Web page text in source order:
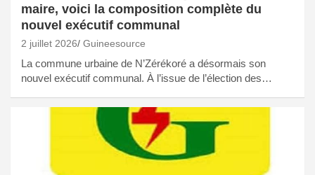
maire, voici la composition complète du
nouvel exécutif communal
2 juillet 2026 Guineesource
La commune urbaine de N’Zérékoré a désormais son
nouvel exécutif communal. À l’issue de l’élection des…